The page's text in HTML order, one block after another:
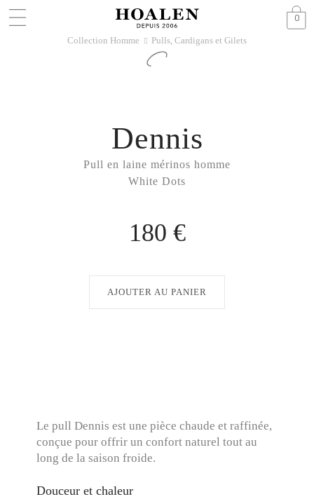
0
Collection Homme 􀆊 Pulls, Cardigans et Gilets
Pull en laine mérinos homme
White Dots
Dennis
180 €
AJOUTER AU PANIER
Le pull Dennis est une pièce chaude et raffinée,
conçue pour offrir un confort naturel tout au
long de la saison froide.
Douceur et chaleur